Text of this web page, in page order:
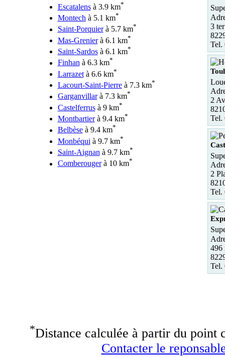
Escatalensà 3.9 km*
Montech à 5.1 km*
Saint-Porquierà 5.7 km*
Mas-Grenierà 6.1 km*
Saint-Sardosà 6.1 km*
Finhanà 6.3 km*
Larrazetà 6.6 km*
Lacourt-Saint-Pierreà 7.3 km*
Garganvillarà 7.3 km*
Castelferrusà 9 km*
Montbartierà 9.4 km*
Belbèseà 9.4 km*
Monbéqui à 9.7 km*
Saint-Aignan à 9.7 km*
Comberougerà 10 km*
3
Tel.
2
Tel.
2
Tel.
496
Tel.
*Distance calculée à partir du point
Contacter le